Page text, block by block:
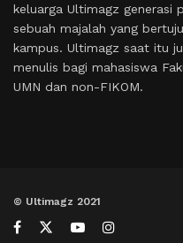
keluarga Ultimagz generasi
sebuah majalah yang
kampus. Ultimagz saat itu
menulis bagi mahasiswa
UMN dan non-FIKOM.
© Ultimagz 2021